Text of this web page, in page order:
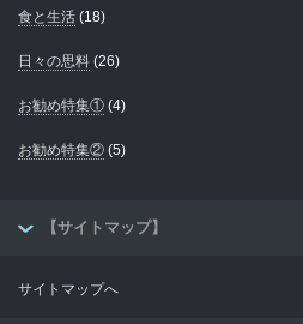
食と生活 (18)
日々の思料 (26)
お勧め特集① (4)
お勧め特集② (5)
【サイトマップ】
サイトマップへ